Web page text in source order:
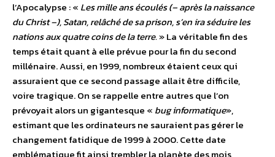
l’Apocalypse : « Les mille ans écoulés (– après la naissance
du Christ –), Satan, relâché de sa prison, s’en ira séduire les
nations aux quatre coins de la terre.» La véritable fin des
temps était quant à elle prévue pour la fin du second
millénaire. Aussi, en 1999, nombreux étaient ceux qui
assuraient que ce second passage allait être difficile,
voire tragique. On se rappelle entre autres que l’on
prévoyait alors un gigantesque « bug informatique»,
estimant que les ordinateurs ne sauraient pas gérer le
changement fatidique de 1999 à 2000. Cette date